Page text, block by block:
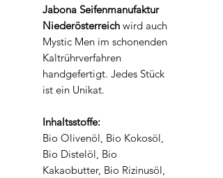
Jabona Seifenmanufaktur
Niederösterreich wird auch
Mystic Men im schonenden
Kaltrührverfahren
handgefertigt. Jedes Stück
ist ein Unikat.
Inhaltsstoffe:
Bio Olivenöl, Bio Kokosöl,
Bio Distelöl, Bio
Kakaobutter, Bio Rizinusöl,